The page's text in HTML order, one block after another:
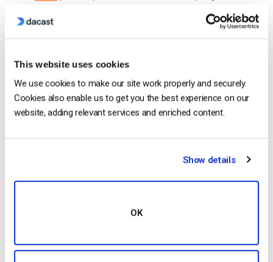
This website uses cookies
We use cookies to make our site work properly and securely.
Cookies also enable us to get you the best experience on our
website, adding relevant services and enriched content.
Show details
OK
terprise Gold:
$11999/mês
terprise Platinum: $4999/mês
Personalizado: Contacta ovídeoIBM Cloud para
CONTINUE READING→
The video experts blog
The video experts blog
de vídeo profissional: Escolher a melhor